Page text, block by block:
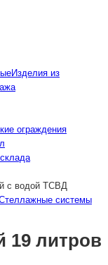
Изделия из
ограждения
с водой ТСВД
системы
19 литров